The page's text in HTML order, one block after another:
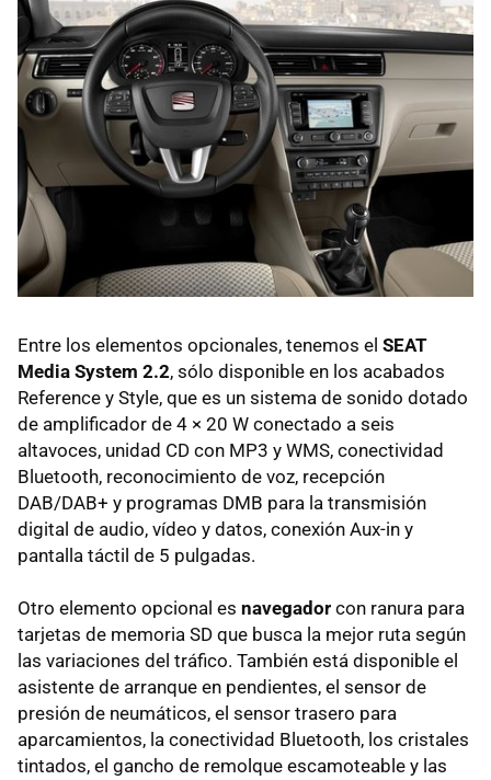
Entre los elementos opcionales, tenemos el SEAT
Media System 2.2, sólo disponible en los acabados
Reference y Style, que es un sistema de sonido dotado
de amplificador de 4 × 20 W conectado a seis
altavoces, unidad CD con MP3 y WMS, conectividad
Bluetooth, reconocimiento de voz, recepción
DAB/DAB+ y programas DMB para la transmisión
digital de audio, vídeo y datos, conexión Aux-in y
pantalla táctil de 5 pulgadas.
Otro elemento opcional es navegador con ranura para
tarjetas de memoria SD que busca la mejor ruta según
las variaciones del tráfico. También está disponible el
asistente de arranque en pendientes, el sensor de
presión de neumáticos, el sensor trasero para
aparcamientos, la conectividad Bluetooth, los cristales
tintados, el gancho de remolque escamoteable y las